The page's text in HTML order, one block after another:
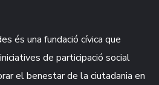
és una fundació cívica que
de participació social
el benestar de la ciutadania en